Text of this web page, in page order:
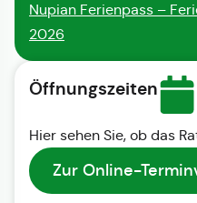
Nupian Ferienpass –
2026
Öffnungszeiten
Hier sehen Sie, ob das
Zur Online-